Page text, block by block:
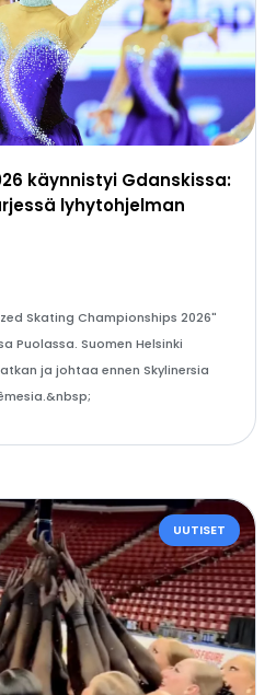
käynnistyi Gdanskissa:
lyhytohjelman
Skating Championships 2026"
Puolassa. Suomen Helsinki
ja johtaa ennen Skylinersia
UUTISET